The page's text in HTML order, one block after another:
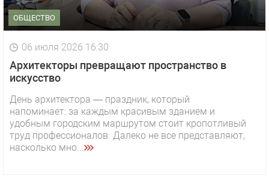
ОБЩЕСТВО
06 июля 2026 16:30
Архитекторы превращают пространство в
искусство
День архитектора — праздник, который
напоминает: за каждым красивым зданием и
удобным городским маршрутом стоит кропотливый
труд профессионалов. Далеко не все представляют,
насколько мно...